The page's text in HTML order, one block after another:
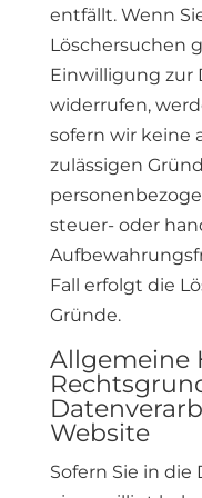
entfällt. Wenn
Löschersuchen
Einwilligung zur
widerrufen,
sofern wir keine
zulässigen
steuer- oder
Fall erfolgt die
Gründe.
Allgemeine
Website
Sofern Sie in